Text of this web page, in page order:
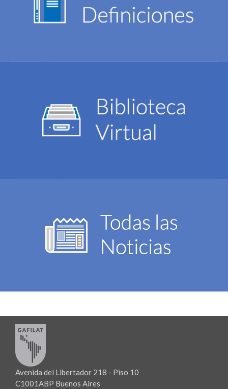
Avenida del Libertador 218 - Piso 10
C1001ABP Buenos Aires